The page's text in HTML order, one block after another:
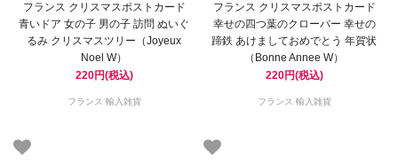
フランス クリスマスポストカード
青いドア 女の子 男の子 訪問 ぬいぐ
るみ クリスマスツリー（Joyeux
Noel W）
220円(税込)
フランス 輸入雑貨
フランス クリスマスポストカード
幸せの四つ葉のクローバー 幸せの
蹄鉄 あけましておめでとう 年賀状
（Bonne Annee W）
220円(税込)
フランス 輸入雑貨